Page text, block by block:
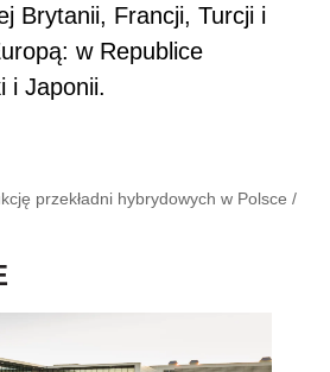
Brytanii, Francji, Turcji i
w Republice
i Japonii.
przekładni hybrydowych w Polsce /